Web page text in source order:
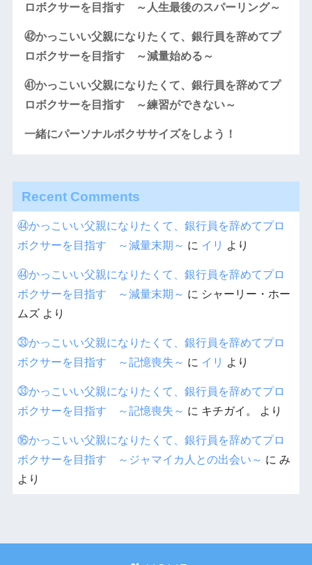
ロボクサーを目指す ～人生最後のスパーリング～
㊷かっこいい父親になりたくて、銀行員を辞めてプ
ロボクサーを目指す ～減量始める～
㊶かっこいい父親になりたくて、銀行員を辞めてプ
ロボクサーを目指す ～練習ができない～
一緒にパーソナルボクササイズをしよう！
Recent Comments
㊹かっこいい父親になりたくて、銀行員を辞めてプロ
ボクサーを目指す ～減量末期～ に イリ より
㊹かっこいい父親になりたくて、銀行員を辞めてプロ
ボクサーを目指す ～減量末期～ に シャーリー・ホー
ムズより
㉝かっこいい父親になりたくて、銀行員を辞めてプロ
ボクサーを目指す ～記憶喪失～ に イリ より
㉝かっこいい父親になりたくて、銀行員を辞めてプロ
ボクサーを目指す ～記憶喪失～ に キチガイ。 より
⑯かっこいい父親になりたくて、銀行員を辞めてプロ
ボクサーを目指す ～ジャマイカ人との出会い～ に み
より